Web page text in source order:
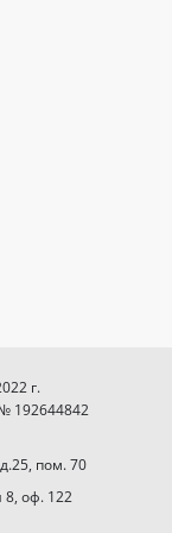
г.
192644842
пом. 70
8, оф. 122